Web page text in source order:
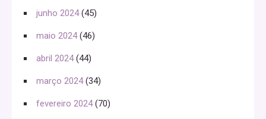
junho 2024(45)
maio 2024(46)
abril 2024(44)
março 2024(34)
fevereiro 2024(70)